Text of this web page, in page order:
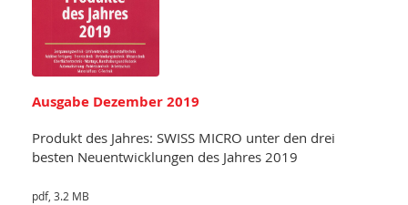
Ausgabe Dezember 2019
Produkt des Jahres: SWISS MICRO unter den drei
besten Neuentwicklungen des Jahres 2019
pdf, 3.2 MB